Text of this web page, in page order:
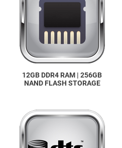
12GB DDR4 RAM | 256GB
NAND FLASH STORAGE